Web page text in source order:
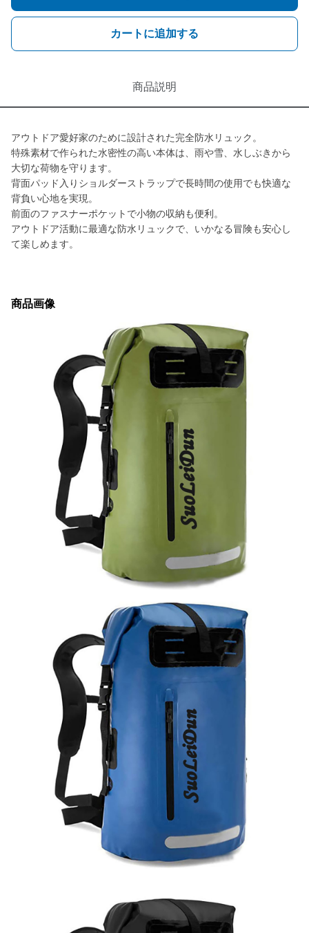
カートに追加する
商品説明
アウトドア愛好家のために設計された完全防水リュック。
特殊素材で作られた水密性の高い本体は、雨や雪、水しぶきから
大切な荷物を守ります。
背面パッド入りショルダーストラップで長時間の使用でも快適な
背負い心地を実現。
前面のファスナーポケットで小物の収納も便利。
アウトドア活動に最適な防水リュックで、いかなる冒険も安心し
て楽しめます。
商品画像